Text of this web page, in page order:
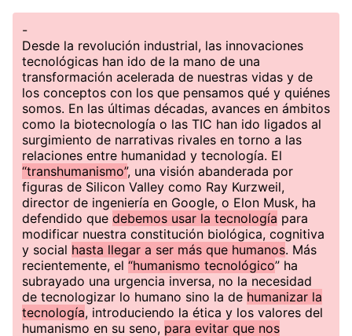
-
Desde la revolución industrial, las innovaciones
tecnológicas han ido de la mano de una
transformación acelerada de nuestras vidas y de
los conceptos con los que pensamos qué y quiénes
somos. En las últimas décadas, avances en ámbitos
como la biotecnología o las TIC han ido ligados al
surgimiento de narrativas rivales en torno a las
relaciones entre humanidad y tecnología. El
“transhumanismo”, una visión abanderada por
figuras de Silicon Valley como Ray Kurzweil,
director de ingeniería en Google, o Elon Musk, ha
defendido que debemos usar la tecnología para
modificar nuestra constitución biológica, cognitiva
y social hasta llegar a ser más que humanos. Más
recientemente, el “humanismo tecnológico” ha
subrayado una urgencia inversa, no la necesidad
de tecnologizar lo humano sino la de humanizar la
tecnología, introduciendo la ética y los valores del
humanismo en su seno, para evitar que nos